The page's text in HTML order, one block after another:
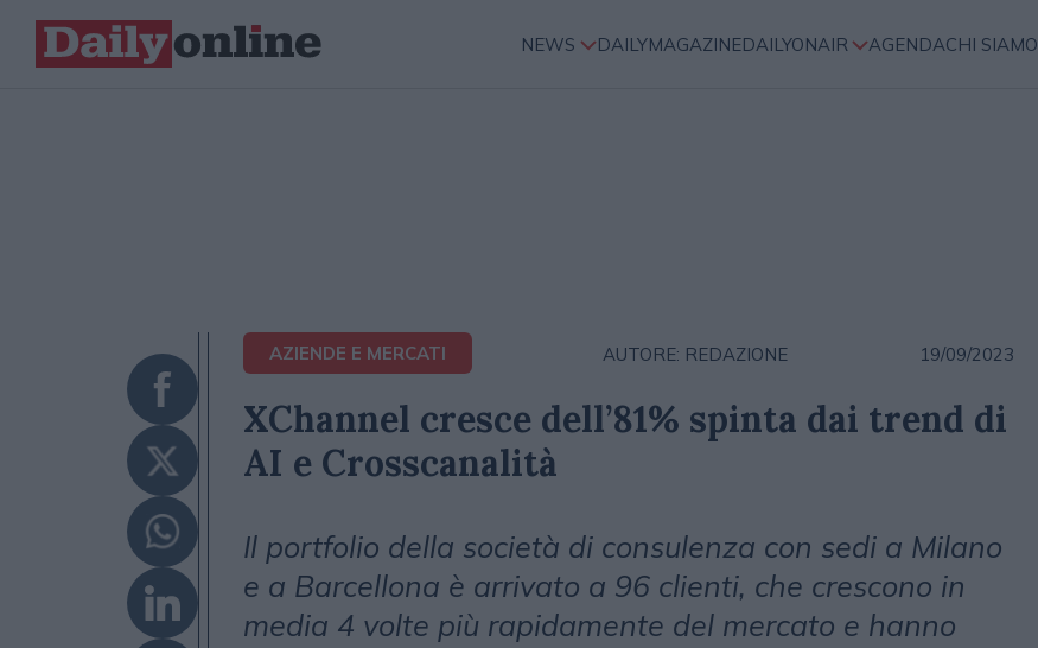
NEWS DAILYMAGAZINEDAILYONAIR AGENDACHI SIAMO
AZIENDE E MERCATI AUTORE: REDAZIONE 19/09/2023
XChannel cresce dell’81% spinta dai trend di
AI e Crosscanalità
Il portfolio della società di consulenza con sedi a Milano
e a Barcellona è arrivato a 96 clienti, che crescono in
media 4 volte più rapidamente del mercato e hanno